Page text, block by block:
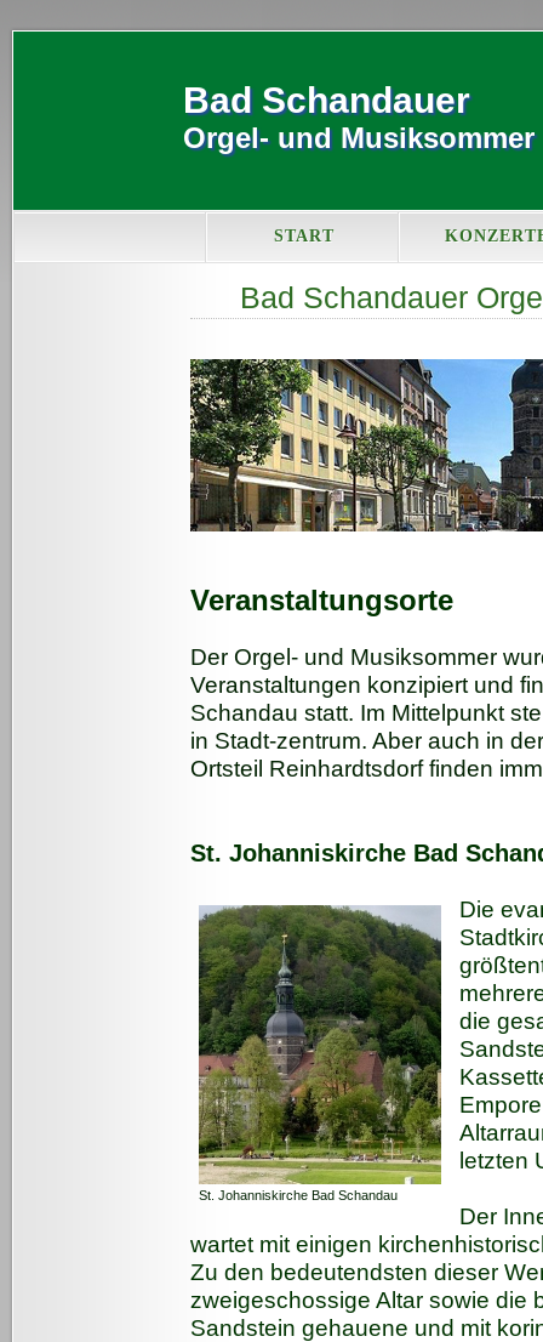
Bad Schandauer
Orgel- und Musiksommer
START
Bad Schandauer
Veranstaltungsorte
Der Orgel- und Musiksommer
Veranstaltungen konzipiert und
Schandau statt. Im Mittelpunkt
in Stadt-zentrum. Aber auch in
Ortsteil Reinhardtsdorf finden
St. Johanniskirche Bad
St. Johanniskirche Bad Schandau
Die
die
letzten
Der
wartet mit einigen
Zu den bedeutendsten dieser
zweigeschossige Altar sowie die
Sandstein gehauene und mit